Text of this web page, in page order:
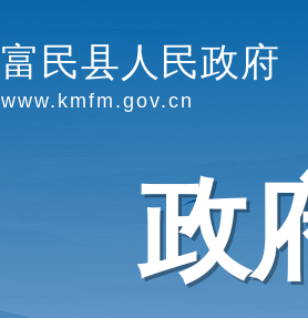
富民县人民政府
www.kmfm.gov.cn
政